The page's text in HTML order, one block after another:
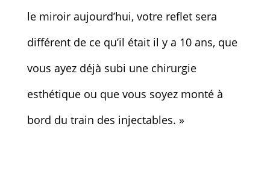
le miroir aujourd’hui, votre reflet sera
différent de ce qu’il était il y a 10 ans, que
vous ayez déjà subi une chirurgie
esthétique ou que vous soyez monté à
bord du train des injectables. »